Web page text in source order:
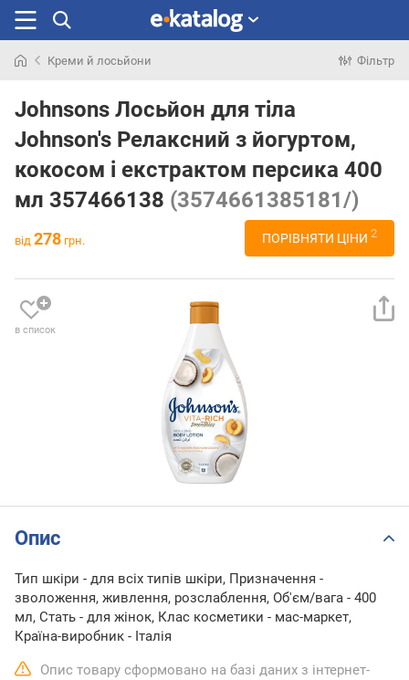
раніше
Креми й лосьйони Фільтр
Johnsons Лосьйон для тіла
Johnson's Релаксний з йогуртом,
кокосом і екстрактом персика 400
мл 357466138 (3574661385181/)
від 278 грн. ПОРІВНЯТИ ЦІНИ 2
в список
Опис
Тип шкіри - для всіх типів шкіри, Призначення -
зволоження, живлення, розслаблення, Об'єм/вага - 400
мл, Стать - для жінок, Клас косметики - мас-маркет,
Країна-виробник - Італія
Опис товару сформовано на базі даних з інтернет-